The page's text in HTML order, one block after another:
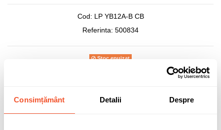
Consimțământ Detalii Despre
Cod: LP YB12A-B CB
Referinta: 500834
Stoc epuizat
TVA inclus